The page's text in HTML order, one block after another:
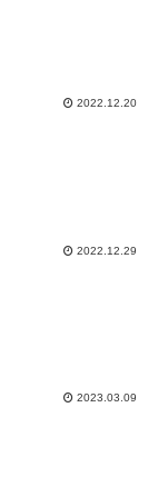
2022.12.20
2022.12.29
2023.03.09